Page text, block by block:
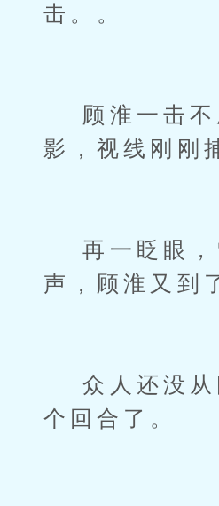
击。。
顾淮一击不
影，视线刚刚
再一眨眼，
声，顾淮又到
众人还没从
个回合了。